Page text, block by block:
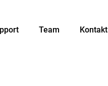
Team Kontakt